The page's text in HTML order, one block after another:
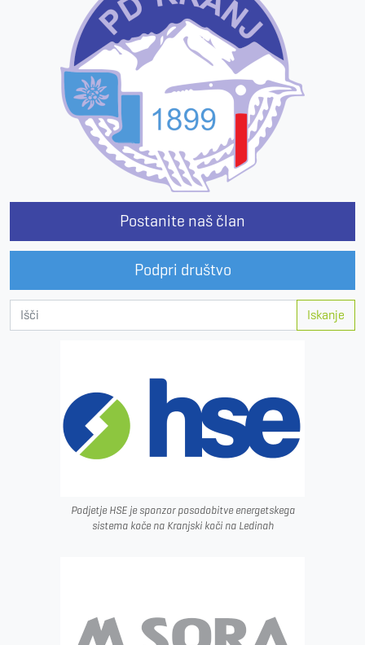
Postanite naš član
Podpri društvo
Iskanje
Podjetje HSE je sponzor posodobitve energetskega
sistema koče na Kranjski koči na Ledinah